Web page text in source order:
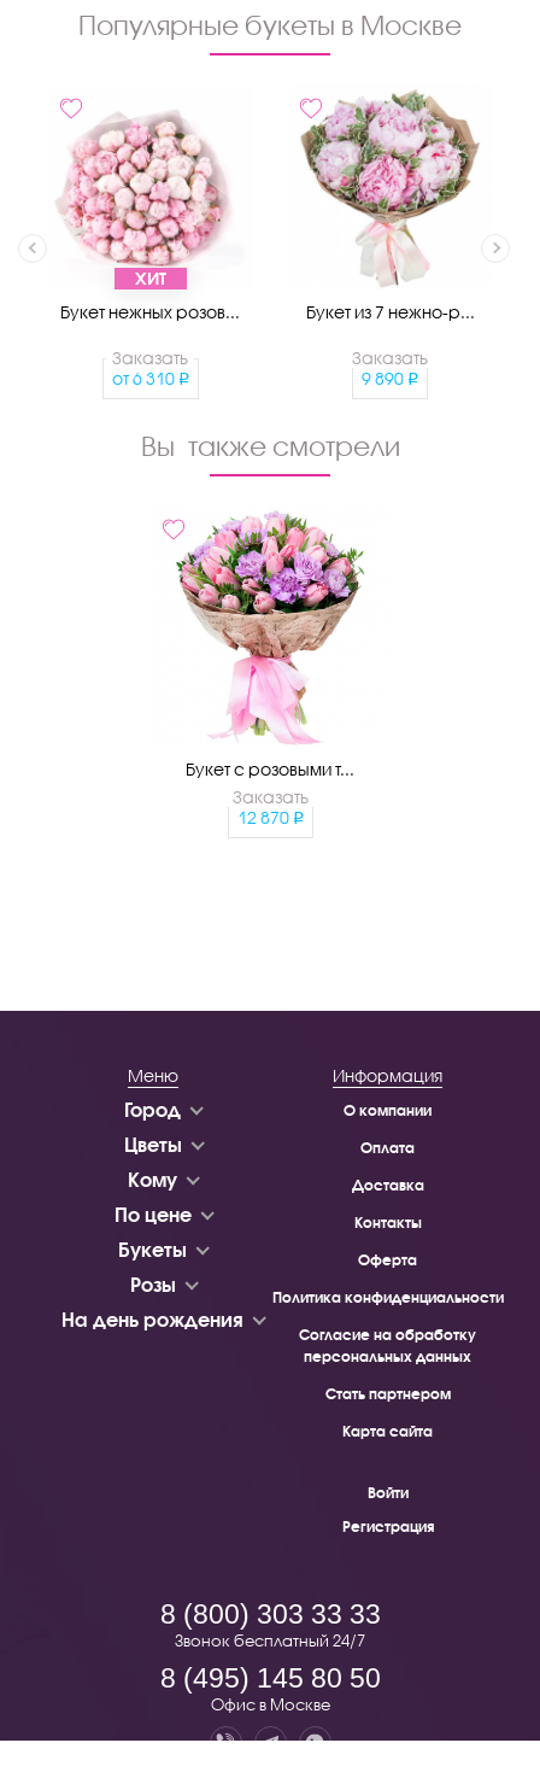
Популярные букеты в Москве
ХИТ
Букет нежных розов...
Заказать
от 6 310
Букет из 7 нежно-р...
Заказать
9 890
Вы также смотрели
Букет с розовыми т...
Заказать
12 870
Меню
Город
Цветы
Кому
По цене
Букеты
Розы
На день рождения
Информация
О компании
Оплата
Доставка
Контакты
Оферта
Политика конфиденциальности
Согласие на обработку
персональных данных
Стать партнером
Карта сайта
Войти
Регистрация
8 (800) 303 33 33
Звонок бесплатный 24/7
8 (495) 145 80 50
Офис в Москве